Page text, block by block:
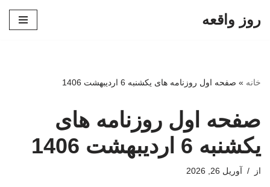
روز واقعه
خانه » صفحه اول روزنامه های یکشنبه 6 اردیبهشت 1406
صفحه اول روزنامه های
یکشنبه 6 اردیبهشت 1406
از آوریل 26, 2026